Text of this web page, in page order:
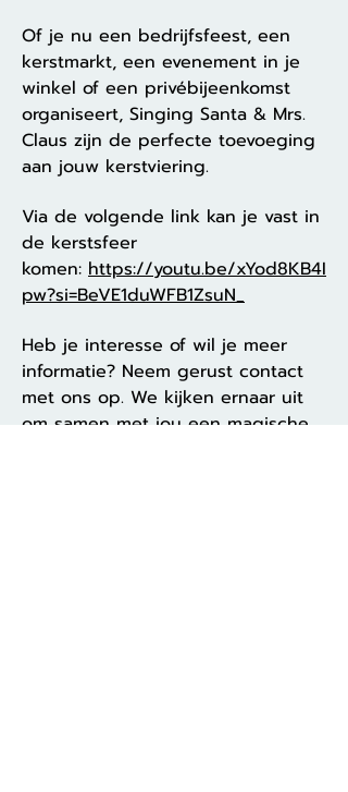
Of je nu een bedrijfsfeest, een
kerstmarkt, een evenement in je
winkel of een privébijeenkomst
organiseert, Singing Santa & Mrs.
Claus zijn de perfecte toevoeging
aan jouw kerstviering.
Via de volgende link kan je vast in
de kerstsfeer
komen: https://youtu.be/xYod8KB4I
pw?si=BeVE1duWFB1ZsuN_
Heb je interesse of wil je meer
informatie? Neem gerust contact
met ons op. We kijken ernaar uit
om samen met jou een magische